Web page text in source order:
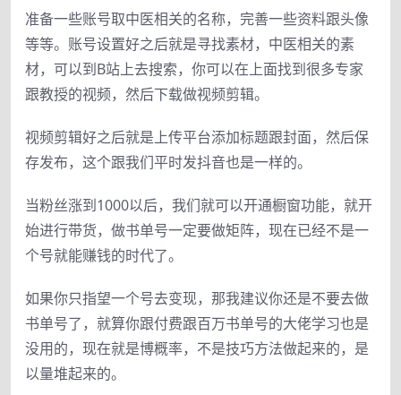
准备一些账号取中医相关的名称，完善一些资料跟头像
等等。账号设置好之后就是寻找素材，中医相关的素
材，可以到B站上去搜索，你可以在上面找到很多专家
跟教授的视频，然后下载做视频剪辑。
视频剪辑好之后就是上传平台添加标题跟封面，然后保
存发布，这个跟我们平时发抖音也是一样的。
当粉丝涨到1000以后，我们就可以开通橱窗功能，就开
始进行带货，做书单号一定要做矩阵，现在已经不是一
个号就能赚钱的时代了。
如果你只指望一个号去变现，那我建议你还是不要去做
书单号了，就算你跟付费跟百万书单号的大佬学习也是
没用的，现在就是博概率，不是技巧方法做起来的，是
以量堆起来的。